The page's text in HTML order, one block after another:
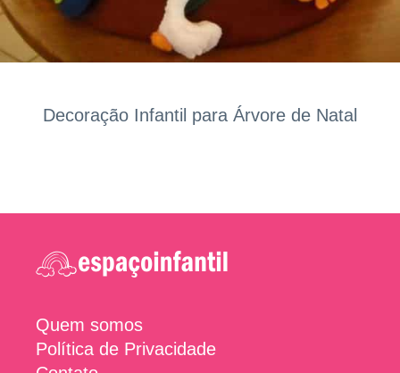
Decoração Infantil para Árvore de Natal
Quem somos
Política de Privacidade